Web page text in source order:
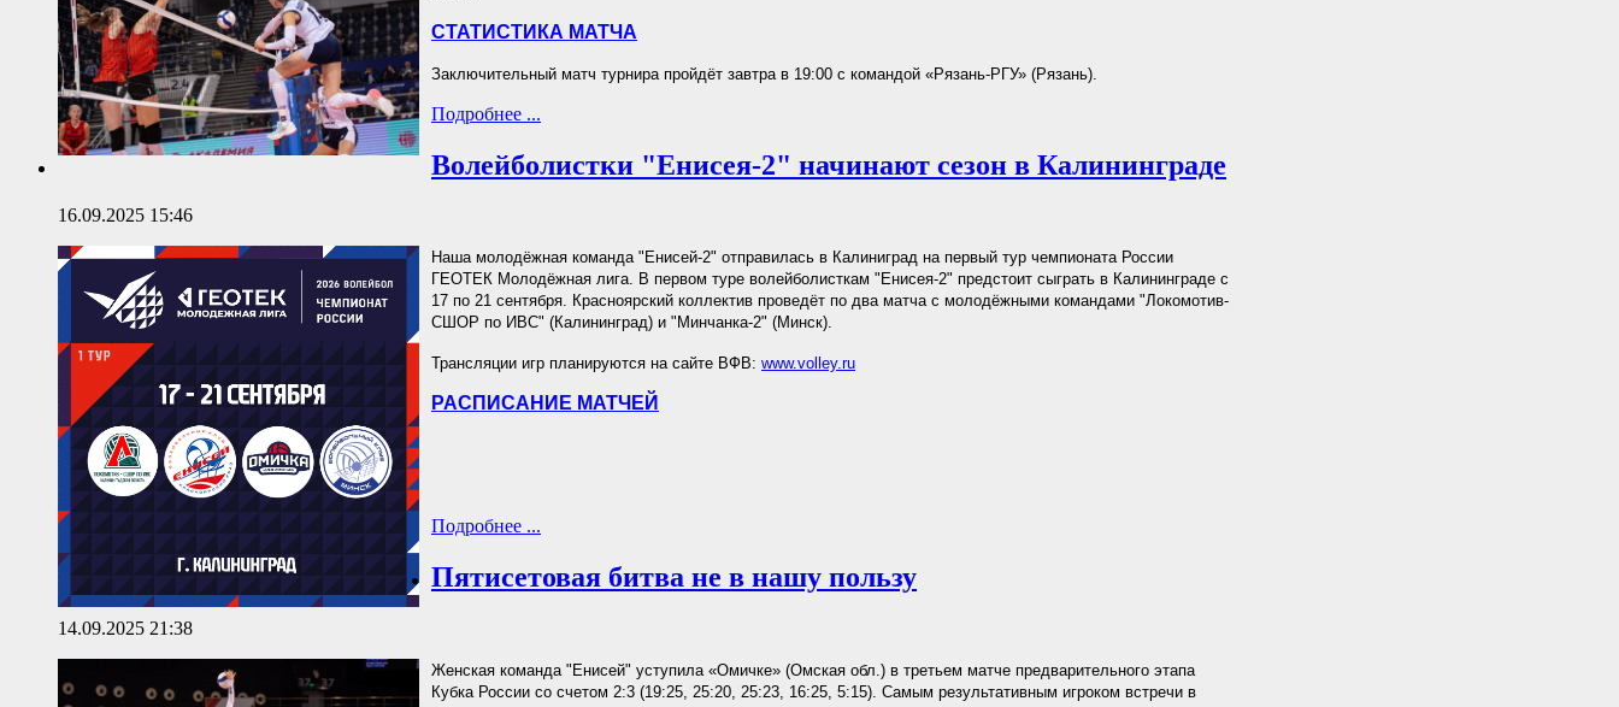
СТАТИСТИКА МАТЧА
Заключительный матч турнира пройдёт завтра в 19:00 с командой «Рязань-РГУ» (Рязань).
Подробнее ...
Волейболистки "Енисея-2" начинают сезон в Калининграде
16.09.2025 15:46
Наша молодёжная команда "Енисей-2" отправилась в Калиниград на первый тур чемпионата России
ГЕОТЕК Молодёжная лига. В первом туре волейболисткам "Енисея-2" предстоит сыграть в Калининграде с
17 по 21 сентября. Красноярский коллектив проведёт по два матча с молодёжными командами "Локомотив-
СШОР по ИВС" (Калининград) и "Минчанка-2" (Минск).
Трансляции игр планируются на сайте ВФВ: www.volley.ru
РАСПИСАНИЕ МАТЧЕЙ
Подробнее ...
Пятисетовая битва не в нашу пользу
14.09.2025 21:38
Женская команда "Енисей" уступила «Омичке» (Омская обл.) в третьем матче предварительного этапа
Кубка России со счетом 2:3 (19:25, 25:20, 25:23, 16:25, 5:15). Самым результативным игроком встречи в